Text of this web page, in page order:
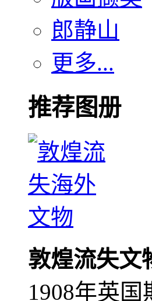
郎静山
更多...
推荐图册
敦煌流失文
1908年英